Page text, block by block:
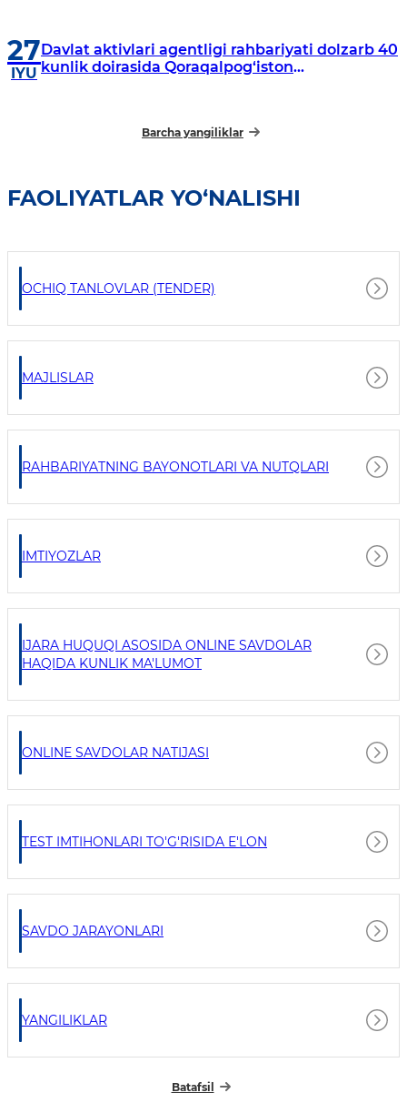
27
IYU
Davlat aktivlari agentligi rahbariyati dolzarb 40
kunlik doirasida Qoraqalpog‘iston
Barcha yangiliklar
FAOLIYATLAR YO‘NALISHI
OCHIQ TANLOVLAR (TENDER)
MAJLISLAR
RAHBARIYATNING BAYONOTLARI VA NUTQLARI
IMTIYOZLAR
IJARA HUQUQI ASOSIDA ONLINE SAVDOLAR
HAQIDA KUNLIK MA'LUMOT
ONLINE SAVDOLAR NATIJASI
TEST IMTIHONLARI TO'G'RISIDA E'LON
SAVDO JARAYONLARI
YANGILIKLAR
Batafsil